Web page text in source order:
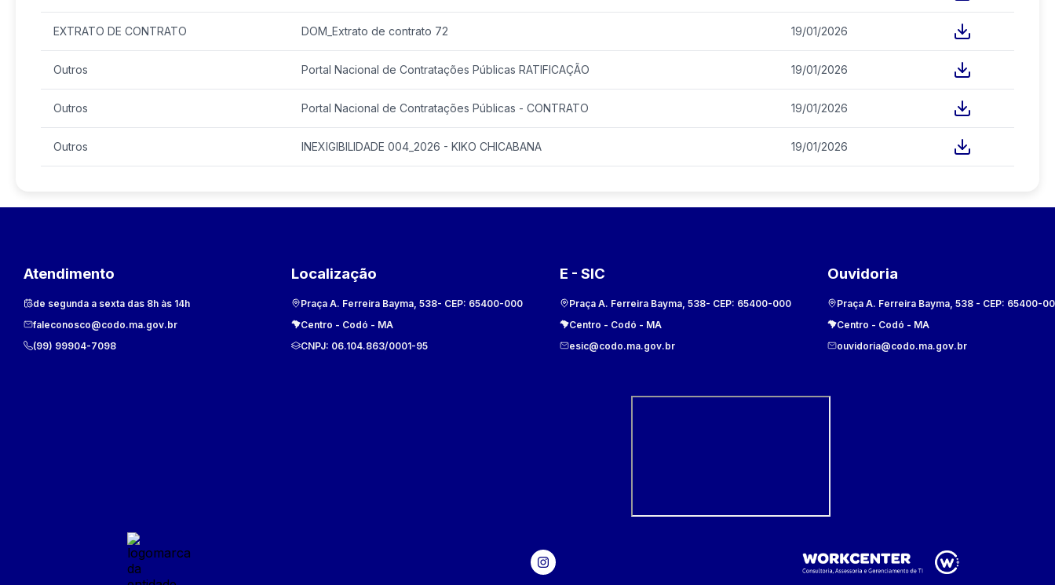
EXTRATO DE CONTRATO DOM_Extrato de contrato 72 19/01/2026
Outros Portal Nacional de Contratações Públicas RATIFICAÇÃO 19/01/2026
Outros Portal Nacional de Contratações Públicas - CONTRATO 19/01/2026
Outros INEXIGIBILIDADE 004_2026 - KIKO CHICABANA 19/01/2026
Atendimento
de segunda a sexta das 8h às 14h
faleconosco@codo.ma.gov.br
(99) 99904-7098
Localização
Praça A. Ferreira Bayma, 538- CEP: 65400-000
Centro - Codó - MA
CNPJ: 06.104.863/0001-95
E - SIC
Praça A. Ferreira Bayma, 538- CEP: 65400-000
Centro - Codó - MA
esic@codo.ma.gov.br
Ouvidoria
Praça A. Ferreira Bayma, 538- CEP: 65400-
Centro - Codó - MA
ouvidoria@codo.ma.gov.br